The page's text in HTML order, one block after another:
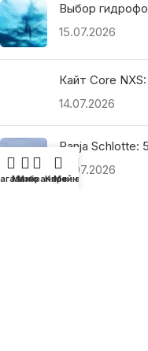
Выбор
15.07.2026
Кайт Core
14.07.2026
Ranja Schlotte:
13.07.2026
Меню
Избранное
Корзина
Мой аккаунт